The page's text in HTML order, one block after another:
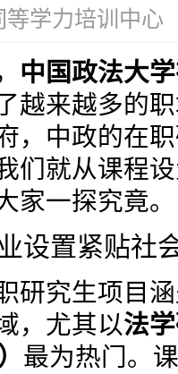
等学力培训中心
中国政法大
越来越多的
，中政的在
们就从课程
家一探究竟。
设置紧贴社
研究生项目
，尤其以法
最为热门。